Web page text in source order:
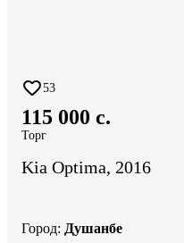
53
115 000 c.
Торг
Kia Optima, 2016
Город: Душанбе